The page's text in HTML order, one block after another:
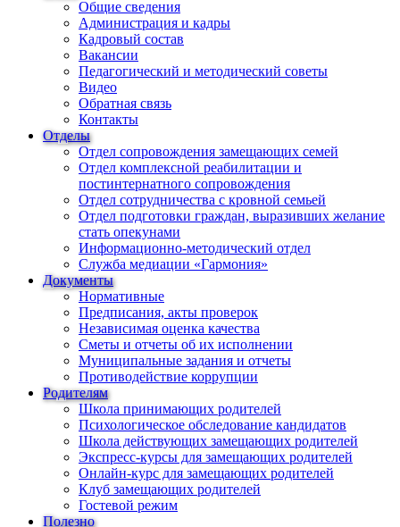
Общие сведения
Администрация и кадры
Кадровый состав
Вакансии
Педагогический и методический советы
Видео
Обратная связь
Контакты
Отделы
Отдел сопровождения замещающих семей
Отдел комплексной реабилитации и
постинтернатного сопровождения
Отдел сотрудничества с кровной семьей
Отдел подготовки граждан, выразивших желание
стать опекунами
Информационно-методический отдел
Служба медиации «Гармония»
Документы
Нормативные
Предписания, акты проверок
Независимая оценка качества
Сметы и отчеты об их исполнении
Муниципальные задания и отчеты
Противодействие коррупции
Родителям
Школа принимающих родителей
Психологическое обследование кандидатов
Школа действующих замещающих родителей
Экспресс-курсы для замещающих родителей
Онлайн-курс для замещающих родителей
Клуб замещающих родителей
Гостевой режим
Полезно